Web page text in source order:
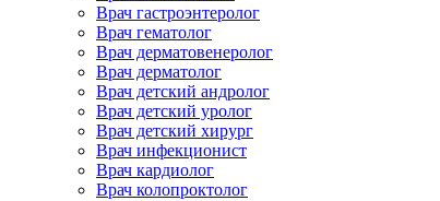
Врач гастроэнтеролог
Врач гематолог
Врач дерматовенеролог
Врач дерматолог
Врач детский андролог
Врач детский уролог
Врач детский хирург
Врач инфекционист
Врач кардиолог
Врач колопроктолог